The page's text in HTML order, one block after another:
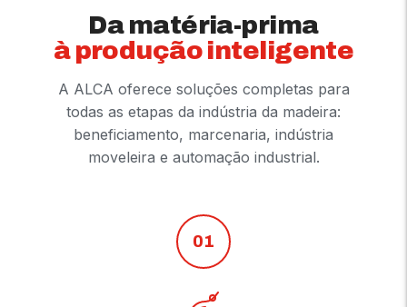
Da matéria-prima
à produção inteligente
A ALCA oferece soluções completas para
todas as etapas da indústria da madeira:
beneficiamento, marcenaria, indústria
moveleira e automação industrial.
01